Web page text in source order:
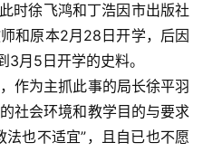
时徐飞鸿和丁浩因市出版社
和原本2月28日开学，后因
3月5日开学的史料。
作为主抓此事的局长徐平羽
社会环境和教学目的与要求
也不适宜”，且自已也不愿